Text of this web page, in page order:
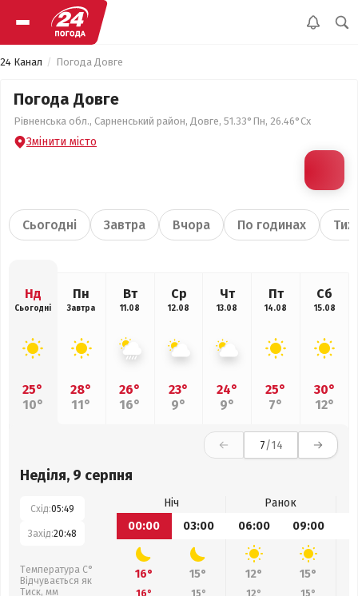
24 Канал Погода Довге
Погода Довге
Рівненська обл., Сарненський район, Довге, 51.33°Пн, 26.46°Сх
Змінити місто
Сьогодні Завтра Вчора По годинах
Нд
Сьогодні
25°
10°
Пн
Завтра
28°
11°
Вт
11.08
26°
16°
Ср
12.08
23°
9°
Чт
13.08
24°
9°
Пт
14.08
25°
7°
Сб
15.08
30°
12°
7/14
Неділя, 9 серпня
Схід:05:49
Захід:20:48
Температура С°
Відчувається як
Тиск, мм
Ніч
Ранок
00:00
03:00 06:00 09:00
16° 15° 12° 15°
16° 15° 12° 15°